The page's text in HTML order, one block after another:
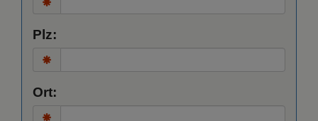
Plz:
Ort: